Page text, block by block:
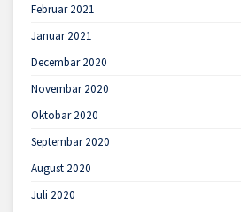
Februar 2021
Januar 2021
Decembar 2020
Novembar 2020
Oktobar 2020
Septembar 2020
August 2020
Juli 2020